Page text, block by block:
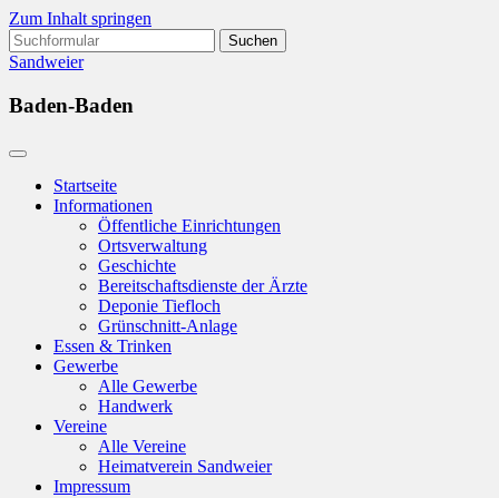
Zum Inhalt springen
Suchen
nach:
Sandweier
Baden-Baden
Startseite
Informationen
Öffentliche Einrichtungen
Ortsverwaltung
Geschichte
Bereitschaftsdienste der Ärzte
Deponie Tiefloch
Grünschnitt-Anlage
Essen & Trinken
Gewerbe
Alle Gewerbe
Handwerk
Vereine
Alle Vereine
Heimatverein Sandweier
Impressum